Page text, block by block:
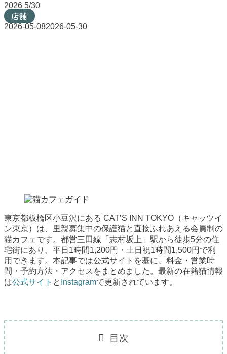
2026 5/30
店舗
2026-05-082026-05-30
東京都板橋区小豆沢にある CAT’S INN TOKYO（キャッツイ
ン東京）は、里親募集中の保護猫と直接ふれあえる会員制の
猫カフェです。都営三田線「志村坂上」駅から徒歩5分の住
宅街にあり、平日1時間1,200円・土日祝1時間1,500円で利
用できます。本記事では公式サイトを基に、料金・営業時
間・予約方法・アクセスをまとめました。最新の在籍猫情報
は公式サイト と Instagramで更新されています。
目次